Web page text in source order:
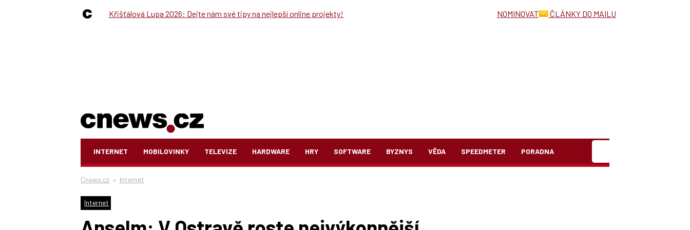
INTERNET MOBILOVINKY TELEVIZE HARDWARE HRY SOFTWARE BYZNYS VĚDA SPEEDMETER PORADNA
Cnews.cz » Internet
Internet
Křišťálová Lupa 2026: Dejte nám své tipy na nejlepší online projekty! NOMINOVAT ČLÁNKY DO MAILU